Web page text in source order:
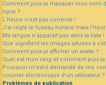
Comment puis-je masquer mon nom
ligne ?
L’heure n’est pas correcte !
J’ai réglé le fuseau horaire mais
Ma langue n’apparaît pas dans la liste !
Que signifient les images situées à
Comment puis-je afficher un avatar ?
Quel est mon rang et comment puis-
Pourquoi m’est-il demandé de me
courrier électronique d’un utilisateur ?
Problèmes de publication